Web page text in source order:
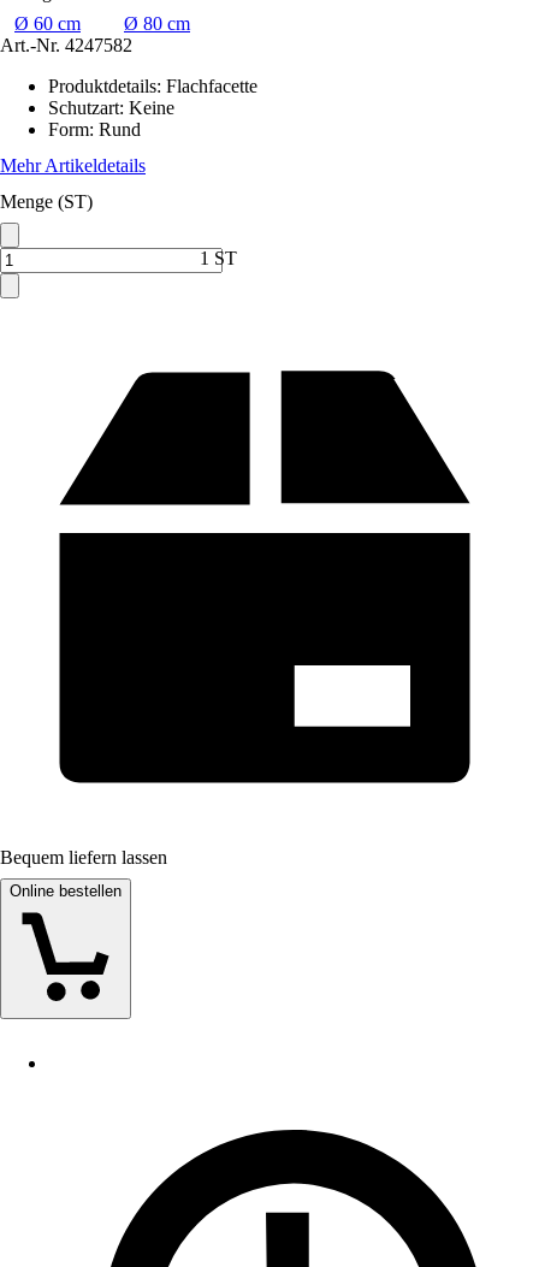
Ø 60 cm
Ø 80 cm
Art.-Nr. 4247582
Produktdetails: Flachfacette
Schutzart: Keine
Form: Rund
Mehr Artikeldetails
Menge (ST)
1 ST
Bequem liefern lassen
Online bestellen